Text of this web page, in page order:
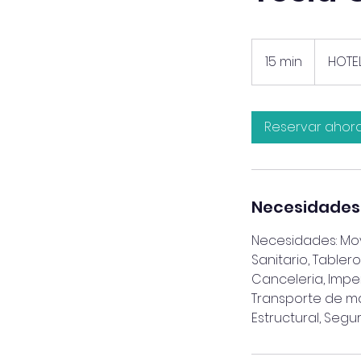
15 min
5
m
i
Reservar
Necesidades:
Sanitario,
Canceleria,
Transporte de
Estructural,